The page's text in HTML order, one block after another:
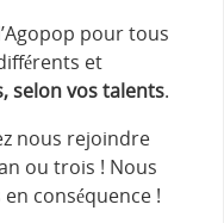
pour tous
et
selon vos talents.
nous rejoindre
ou trois ! Nous
conséquence !